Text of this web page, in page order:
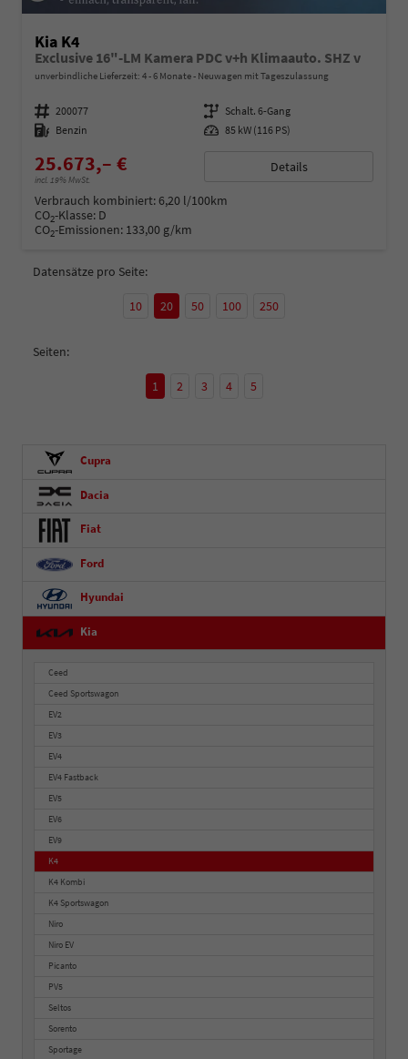
Kia K4
Exclusive 16"-LM Kamera PDC v+h Klimaauto. SHZ v
unverbindliche Lieferzeit: 4 - 6 Monate Neuwagen mit Tageszulassung
Fahrzeugnummer 200077 Getriebe Schalt. 6-Gang
Kraftstoff Benzin Leistung 85 kW (116 PS)
25.673,– €
incl. 19% MwSt.
Details
Verbrauch kombiniert:6,20 l/100km
CO2-Klasse: D
CO2-Emissionen: 133,00 g/km
Datensätze pro Seite:
10 20 50 100 250
Seiten:
1 2 3 4 5
Cupra
Dacia
Fiat
Ford
Hyundai
Kia
Ceed
Ceed Sportswagon
EV2
EV3
EV4
EV4 Fastback
EV5
EV6
EV9
K4
K4 Kombi
K4 Sportswagon
Niro
Niro EV
Picanto
PV5
Seltos
Sorento
Sportage